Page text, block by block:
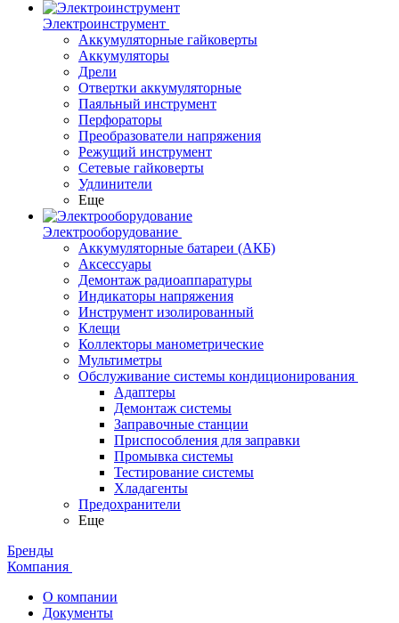
Электроинструмент
Аккумуляторные гайковерты
Аккумуляторы
Дрели
Отвертки аккумуляторные
Паяльный инструмент
Перфораторы
Преобразователи напряжения
Режущий инструмент
Сетевые гайковерты
Удлинители
Еще
Электрооборудование
Аккумуляторные батареи (АКБ)
Аксессуары
Демонтаж радиоаппаратуры
Индикаторы напряжения
Инструмент изолированный
Клещи
Коллекторы манометрические
Мультиметры
Обслуживание системы кондиционирования
Адаптеры
Демонтаж системы
Заправочные станции
Приспособления для заправки
Промывка системы
Тестирование системы
Хладагенты
Предохранители
Еще
Бренды
Компания
О компании
Документы